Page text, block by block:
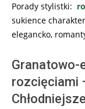
Porady stylistki:
sukience
elegancko,
Granatowo-
rozcięciami